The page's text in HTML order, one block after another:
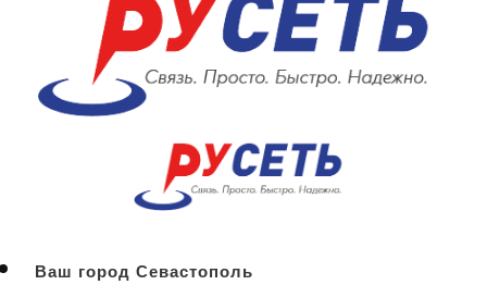
Ваш город Севастополь